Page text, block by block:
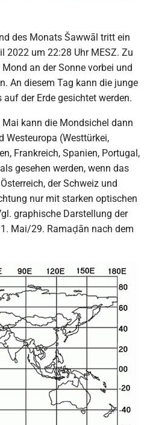
des Monats Šawwāl tritt ein
2022 um 22:28 Uhr MESZ. Zu
an der Sonne vorbei und
An diesem Tag kann die junge
der Erde gesichtet werden.
kann die Mondsichel dann
Westeuropa (Westtürkei,
Frankreich, Spanien, Portugal,
gesehen werden, wenn das
der Schweiz und
nur mit starken optischen
graphische Darstellung der
Mai/29. Ramaḍān nach dem